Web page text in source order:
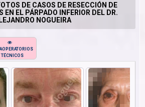
DE CASOS DE RESECCIÓN DE
EN EL PÁRPADO INFERIOR DEL DR.
NOGUEIRA
TÉCNICOS